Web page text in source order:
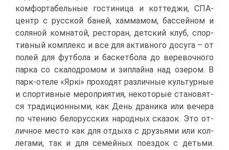
ком­фор­та­бель­ные го­сти­ни­ца и кот­те­джи, СПА-
центр с рус­ской ба­ней, хам­ма­мом, бас­сей­ном и
со­ля­ной ком­на­той, ре­сто­ран, дет­ский клуб, спор­
тив­ный ком­плекс и все для ак­тив­но­го до­су­га – от
по­лей для фут­бо­ла и бас­кет­бо­ла до ве­ре­воч­но­го
пар­ка со ска­ло­дро­мом и зи­плай­на над озе­ром. В
парк-оте­ле «Яркі» про­хо­дят раз­лич­ные куль­тур­ные
и спор­тив­ные ме­ро­при­я­тия, неко­то­рые ста­но­вят­
ся тра­ди­ци­он­ны­ми, как День дра­ни­ка или ве­че­ра
по чте­нию бе­ло­рус­ских на­род­ных ска­зок. Это от­
лич­ное ме­сто как для от­ды­ха с дру­зья­ми или кол­
ле­га­ми, так и для се­мей­ных по­ез­док с детьми.